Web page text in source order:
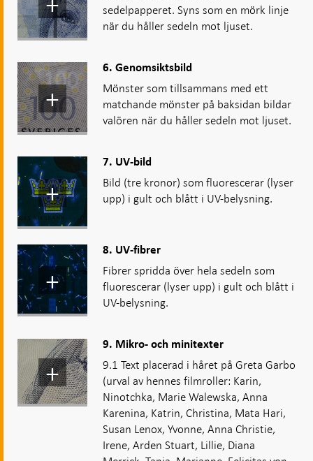
sedelpapperet. Syns som en mörk linje
när du håller sedeln mot ljuset.
6. Genomsiktsbild
Mönster som tillsammans med ett
matchande mönster på baksidan bildar
valören när du håller sedeln mot ljuset.
7. UV-bild
Bild (tre kronor) som fluorescerar (lyser
upp) i gult och blått i UV-belysning.
8. UV-fibrer
Fibrer spridda över hela sedeln som
fluorescerar (lyser upp) i gult och blått i
UV-belysning.
9. Mikro- och minitexter
9.1 Text placerad i håret på Greta Garbo
(urval av hennes filmroller: Karin,
Ninotchka, Marie Walewska, Anna
Karenina, Katrin, Christina, Mata Hari,
Susan Lenox, Yvonne, Anna Christie,
Irene, Arden Stuart, Lillie, Diana